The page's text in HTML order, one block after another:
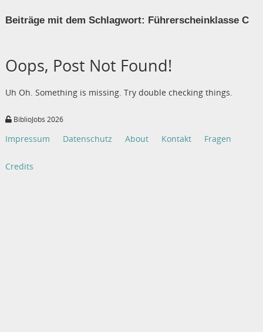
Beiträge mit dem Schlagwort: Führerscheinklasse C
Oops, Post Not Found!
Uh Oh. Something is missing. Try double checking things.
BiblioJobs 2026
Impressum Datenschutz About Kontakt Fragen
Credits